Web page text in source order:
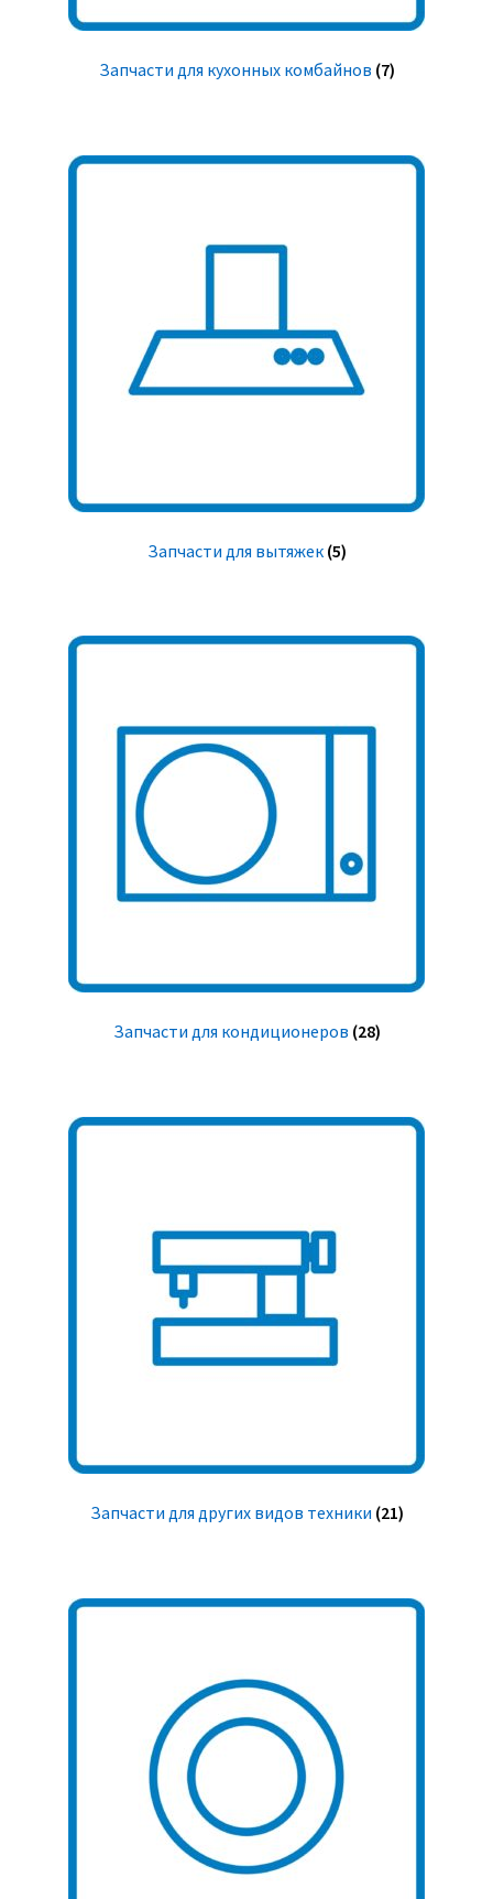
Запчасти для кухонных комбайнов (7)
Запчасти для вытяжек (5)
Запчасти для кондиционеров (28)
Запчасти для других видов техники (21)